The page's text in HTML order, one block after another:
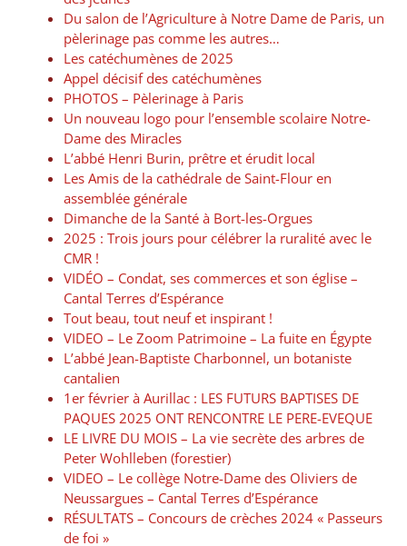
Du salon de l’Agriculture à Notre Dame de Paris, un
pèlerinage pas comme les autres…
Les catéchumènes de 2025
Appel décisif des catéchumènes
PHOTOS – Pèlerinage à Paris
Un nouveau logo pour l’ensemble scolaire Notre-
Dame des Miracles
L’abbé Henri Burin, prêtre et érudit local
Les Amis de la cathédrale de Saint-Flour en
assemblée générale
Dimanche de la Santé à Bort-les-Orgues
2025 : Trois jours pour célébrer la ruralité avec le
CMR !
VIDÉO – Condat, ses commerces et son église –
Cantal Terres d’Espérance
Tout beau, tout neuf et inspirant !
VIDEO – Le Zoom Patrimoine – La fuite en Égypte
L’abbé Jean-Baptiste Charbonnel, un botaniste
cantalien
1er février à Aurillac : LES FUTURS BAPTISES DE
PAQUES 2025 ONT RENCONTRE LE PERE-EVEQUE
LE LIVRE DU MOIS – La vie secrète des arbres de
Peter Wohlleben (forestier)
VIDEO – Le collège Notre-Dame des Oliviers de
Neussargues – Cantal Terres d’Espérance
RÉSULTATS – Concours de crèches 2024 « Passeurs
de foi »